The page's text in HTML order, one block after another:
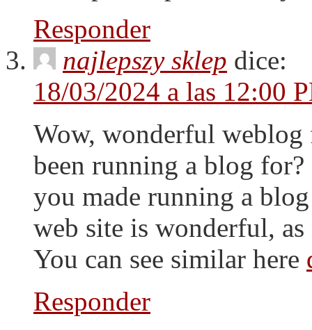
Responder
najlepszy sklep dice:
18/03/2024 a las 12:00
Wow, wonderful
been running a blog for?
you made running a
web site is wonderful,
You can see similar here
Responder